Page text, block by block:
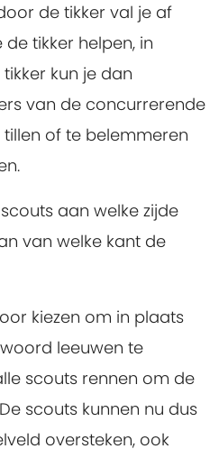
de tikker val je af
tikker helpen, in
kun je dan
van de concurrerende
of te belemmeren
aan welke zijde
van welke kant de
kiezen om in plaats
leeuwen te
scouts rennen om de
scouts kunnen nu dus
oversteken, ook